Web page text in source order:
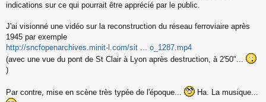
indications sur ce qui pourrait être apprécié par le public.
J'ai visionné une vidéo sur la reconstruction du réseau ferroviaire après
1945 par exemple
http://sncfopenarchives.minit-l.com/sit ... o_1287.mp4
(avec une vue du pont de St Clair à Lyon après destruction, à 2'50"...
)
Par contre, mise en scène très typée de l'époque... Ha. La musique...